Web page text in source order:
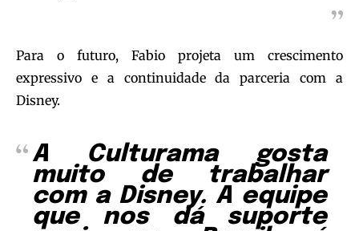
Para o futuro, Fabio projeta um crescimento
expressivo e a continuidade da parceria com a
Disney.
A Culturama gosta
muito de trabalhar
com a Disney. A equipe
que nos dá suporte